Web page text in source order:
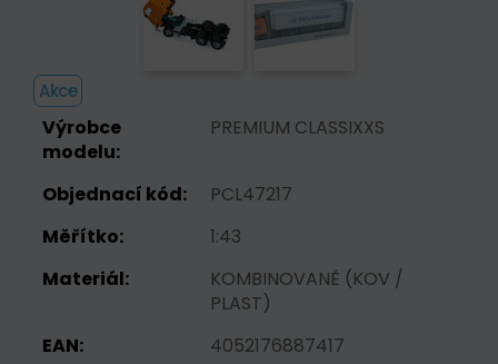
Akce
Výrobce
modelu:
PREMIUM CLASSIXXS
Objednací kód:
PCL47217
Měřítko:
1:43
Materiál:
KOMBINOVANĚ (KOV /
PLAST)
EAN:
4052176887417